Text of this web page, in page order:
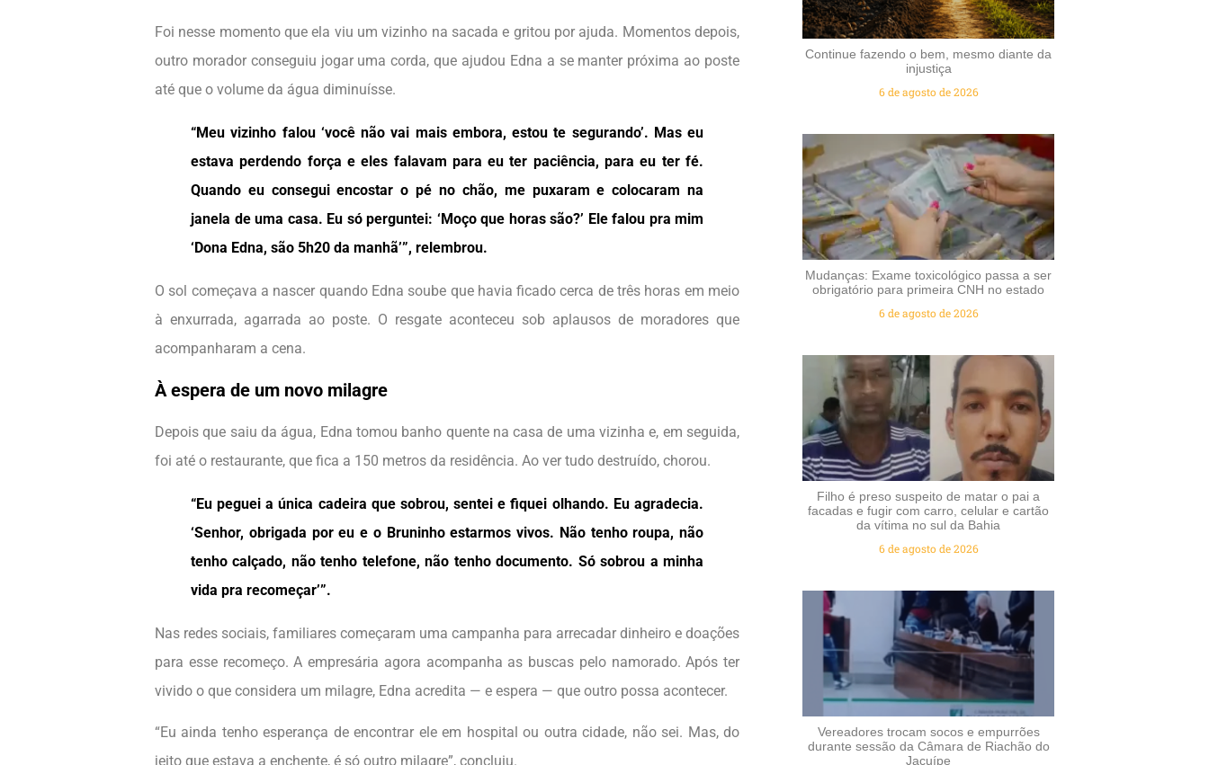
Foi nesse momento que ela viu um vizinho na sacada e gritou por ajuda. Momentos depois,
outro morador conseguiu jogar uma corda, que ajudou Edna a se manter próxima ao poste
até que o volume da água diminuísse.
“Meu vizinho falou ‘você não vai mais embora, estou te segurando’. Mas eu
estava perdendo força e eles falavam para eu ter paciência, para eu ter fé.
Quando eu consegui encostar o pé no chão, me puxaram e colocaram na
janela de uma casa. Eu só perguntei: ‘Moço que horas são?’ Ele falou pra mim
‘Dona Edna, são 5h20 da manhã’”, relembrou.
O sol começava a nascer quando Edna soube que havia ficado cerca de três horas em meio
à enxurrada, agarrada ao poste. O resgate aconteceu sob aplausos de moradores que
acompanharam a cena.
À espera de um novo milagre
Depois que saiu da água, Edna tomou banho quente na casa de uma vizinha e, em seguida,
foi até o restaurante, que fica a 150 metros da residência. Ao ver tudo destruído, chorou.
“Eu peguei a única cadeira que sobrou, sentei e fiquei olhando. Eu agradecia.
‘Senhor, obrigada por eu e o Bruninho estarmos vivos. Não tenho roupa, não
tenho calçado, não tenho telefone, não tenho documento. Só sobrou a minha
vida pra recomeçar’”.
Nas redes sociais, familiares começaram uma campanha para arrecadar dinheiro e doações
para esse recomeço. A empresária agora acompanha as buscas pelo namorado. Após ter
vivido o que considera um milagre, Edna acredita — e espera — que outro possa acontecer.
“Eu ainda tenho esperança de encontrar ele em hospital ou outra cidade, não sei. Mas, do
jeito que estava a enchente, é só outro milagre”, concluiu.
Continue fazendo o bem, mesmo diante da
injustiça
6 de agosto de 2026
Mudanças: Exame toxicológico passa a ser
obrigatório para primeira CNH no estado
6 de agosto de 2026
Filho é preso suspeito de matar o pai a
facadas e fugir com carro, celular e cartão
da vítima no sul da Bahia
6 de agosto de 2026
Vereadores trocam socos e empurrões
durante sessão da Câmara de Riachão do
Jacuípe